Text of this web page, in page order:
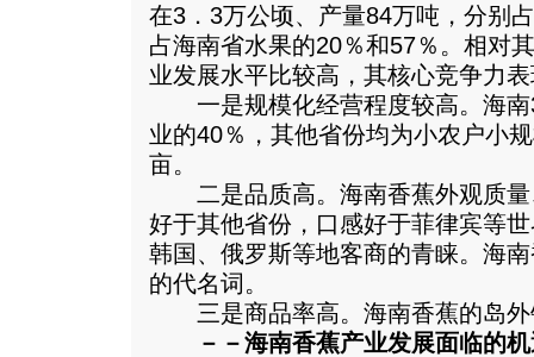
在3．3万公顷、产量84万吨，分别
占海南省水果的20％和57％。相对
业发展水平比较高，其核心竞争力表
一是规模化经营程度较高。海南
业的40％，其他省份均为小农户小
亩。
二是品质高。海南香蕉外观质量
好于其他省份，口感好于菲律宾等
韩国、俄罗斯等地客商的青睐。海
的代名词。
三是商品率高。海南香蕉的岛外
－－海南香蕉产业发展面临的